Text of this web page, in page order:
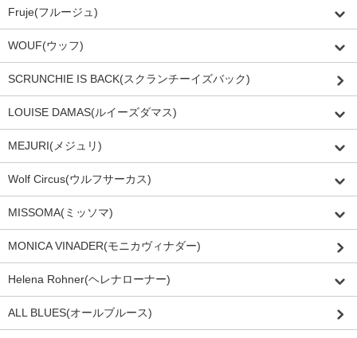
Fruje(フルージュ)
WOUF(ウッフ)
SCRUNCHIE IS BACK(スクランチーイズバック)
LOUISE DAMAS(ルイーズダマス)
MEJURI(メジュリ)
Wolf Circus(ウルフサーカス)
MISSOMA(ミッソマ)
MONICA VINADER(モニカヴィナダー)
Helena Rohner(ヘレナローナー)
ALL BLUES(オールブルース)